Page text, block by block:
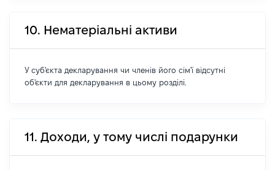
10. Нематеріальні активи
У суб'єкта декларування чи членів його сім'ї відсутні
об'єкти для декларування в цьому розділі.
11. Доходи, у тому числі подарунки